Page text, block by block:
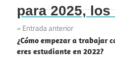
para 2025,
Navegación
de
Entrada anterior
¿Cómo empezar a trabajar
eres estudiante en 2022?